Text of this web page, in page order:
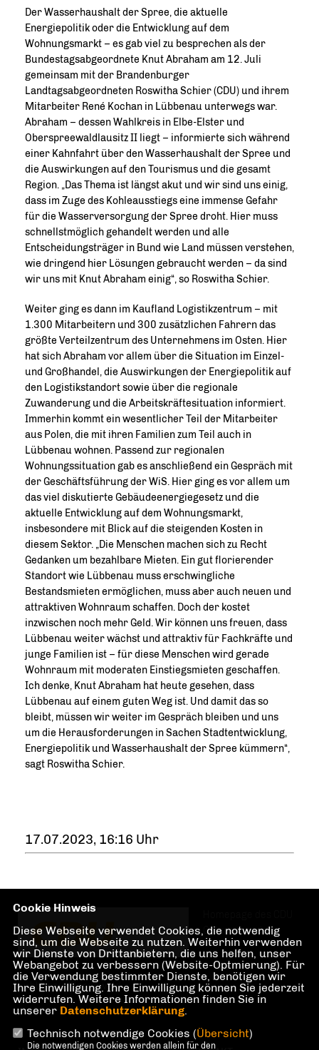
Der Wasserhaushalt der Spree, die aktuelle
Energiepolitik oder die Entwicklung auf dem
Wohnungsmarkt – es gab viel zu besprechen als der
Bundestagsabgeordnete Knut Abraham am 12. Juli
gemeinsam mit der Brandenburger
Landtagsabgeordneten Roswitha Schier (CDU) und ihrem
Mitarbeiter René Kochan in Lübbenau unterwegs war.
Abraham – dessen Wahlkreis in Elbe-Elster und
Oberspreewaldlausitz II liegt – informierte sich während
einer Kahnfahrt über den Wasserhaushalt der Spree und
die Auswirkungen auf den Tourismus und die gesamt
Region. „Das Thema ist längst akut und wir sind uns einig,
dass im Zuge des Kohleausstiegs eine immense Gefahr
für die Wasserversorgung der Spree droht. Hier muss
schnellstmöglich gehandelt werden und alle
Entscheidungsträger in Bund wie Land müssen verstehen,
wie dringend hier Lösungen gebraucht werden – da sind
wir uns mit Knut Abraham einig“, so Roswitha Schier.
Weiter ging es dann im Kaufland Logistikzentrum – mit
1.300 Mitarbeitern und 300 zusätzlichen Fahrern das
größte Verteilzentrum des Unternehmens im Osten. Hier
hat sich Abraham vor allem über die Situation im Einzel-
und Großhandel, die Auswirkungen der Energiepolitik auf
den Logistikstandort sowie über die regionale
Zuwanderung und die Arbeitskräftesituation informiert.
Immerhin kommt ein wesentlicher Teil der Mitarbeiter
aus Polen, die mit ihren Familien zum Teil auch in
Lübbenau wohnen. Passend zur regionalen
Wohnungssituation gab es anschließend ein Gespräch mit
der Geschäftsführung der WiS. Hier ging es vor allem um
das viel diskutierte Gebäudeenergiegesetz und die
aktuelle Entwicklung auf dem Wohnungsmarkt,
insbesondere mit Blick auf die steigenden Kosten in
diesem Sektor. „Die Menschen machen sich zu Recht
Gedanken um bezahlbare Mieten. Ein gut florierender
Standort wie Lübbenau muss erschwingliche
Bestandsmieten ermöglichen, muss aber auch neuen und
attraktiven Wohnraum schaffen. Doch der kostet
inzwischen noch mehr Geld. Wir können uns freuen, dass
Lübbenau weiter wächst und attraktiv für Fachkräfte und
junge Familien ist – für diese Menschen wird gerade
Wohnraum mit moderaten Einstiegsmieten geschaffen.
Ich denke, Knut Abraham hat heute gesehen, dass
Lübbenau auf einem guten Weg ist. Und damit das so
bleibt, müssen wir weiter im Gespräch bleiben und uns
um die Herausforderungen in Sachen Stadtentwicklung,
Energiepolitik und Wasserhaushalt der Spree kümmern“,
sagt Roswitha Schier.
17.07.2023, 16:16 Uhr
Ortsverbandes
Lübbenau/Spreewald
Cookie Hinweis
Diese Webseite verwendet Cookies, die notwendig
sind, um die Webseite zu nutzen. Weiterhin verwenden
wir Dienste von Drittanbietern, die uns helfen, unser
Webangebot zu verbessern (Website-Optmierung). Für
die Verwendung bestimmter Dienste, benötigen wir
Ihre Einwilligung. Ihre Einwilligung können Sie jederzeit
widerrufen. Weitere Informationen finden Sie in
unserer Datenschutzerklärung.
Technisch notwendige Cookies (Übersicht)
Die notwendigen Cookies werden allein für den